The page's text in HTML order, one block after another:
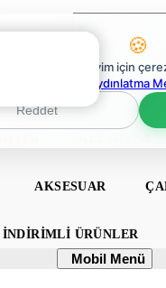
AKSESUAR
İNDIRIMLI ÜRÜNLER
Mobil
Menü
Mobil Menü
🍪
En iyi deneyim için
Çerez Politikaları Aydınlatma
Reddet